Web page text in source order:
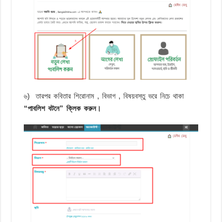
৬) তারপর কবিতার শিরোনাম , বিভাগ , বিষয়বস্তু ভরে নিচে থাকা
“পাবলিশ বটনে” ক্লিক করুন।